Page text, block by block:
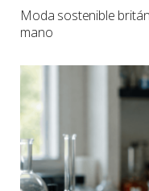
Moda sostenible
mano